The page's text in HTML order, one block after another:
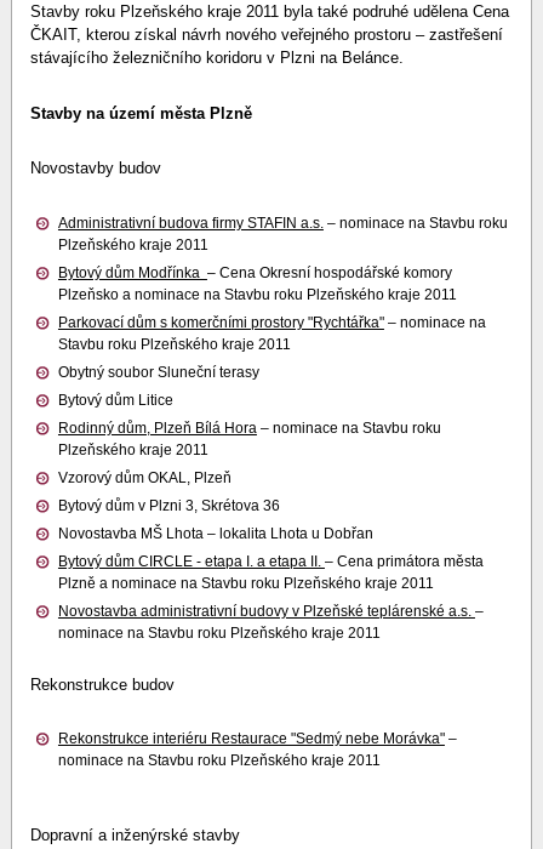
Stavby roku Plzeňského kraje 2011 byla také podruhé udělena Cena
ČKAIT, kterou získal návrh nového veřejného prostoru – zastřešení
stávajícího železničního koridoru v Plzni na Belánce.
Stavby na území města Plzně
Novostavby budov
Administrativní budova firmy STAFIN a.s. – nominace na Stavbu roku
Plzeňského kraje 2011
Bytový dům Modřínka – Cena Okresní hospodářské komory
Plzeňsko a nominace na Stavbu roku Plzeňského kraje 2011
Parkovací dům s komerčními prostory "Rychtářka"– nominace na
Stavbu roku Plzeňského kraje 2011
Obytný soubor Sluneční terasy
Bytový dům Litice
Rodinný dům, Plzeň Bílá Hora – nominace na Stavbu roku
Plzeňského kraje 2011
Vzorový dům OKAL, Plzeň
Bytový dům v Plzni 3, Skrétova 36
Novostavba MŠ Lhota – lokalita Lhota u Dobřan
Bytový dům CIRCLE - etapa I. a etapa II. – Cena primátora města
Plzně a nominace na Stavbu roku Plzeňského kraje 2011
Novostavba administrativní budovy v Plzeňské teplárenské a.s. –
nominace na Stavbu roku Plzeňského kraje 2011
Rekonstrukce budov
Rekonstrukce interiéru Restaurace "Sedmý nebe Morávka"–
nominace na Stavbu roku Plzeňského kraje 2011
Dopravní a inženýrské stavby